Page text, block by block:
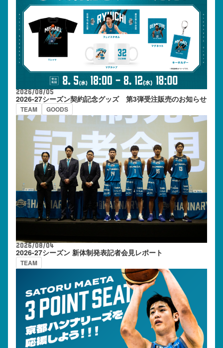
2026/08/05
2026-27シーズン契約記念グッズ 第3弾受注販売のお知らせ
TEAM GOODS
2026/08/04
2026-27シーズン 新体制発表記者会見レポート
TEAM